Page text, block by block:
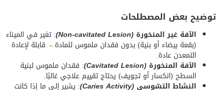
توضيح بعض المصطلحات
الآفة غير المنخورة (Non-cavitated Lesion) : تغير في الميناء
(بقعة بيضاء أو بنية) بدون فقدان ملموس للمادة← قابلة لإعادة
التمعدن عادة.
الآفة المنخورة (Cavitated Lesion) : فقدان ملموس لبنية
السطح (انكسار أو تجويف) يحتاج تقييم علاجي غالبًا.
النشاط التسّوسي (Caries Activity) : يشير إلى ما إذا كانت